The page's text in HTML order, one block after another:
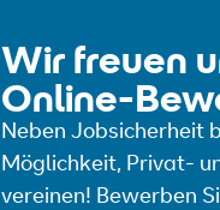
Wir freuen
Online-
Neben Jobsicherheit
Möglichkeit, Privat-
vereinen! Bewerben